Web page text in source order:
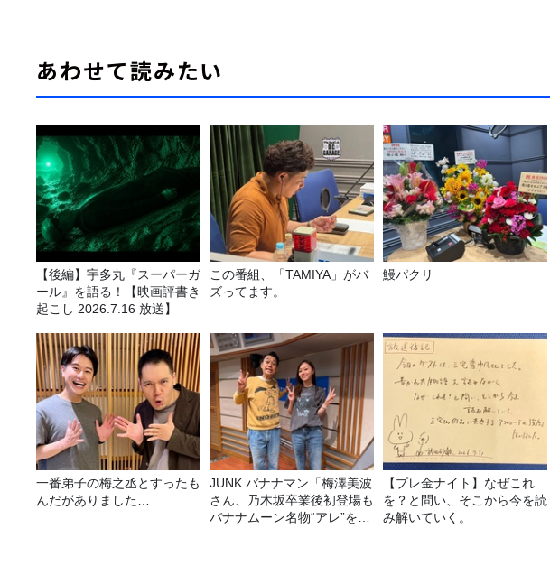
あわせて読みたい
【後編】宇多丸『スーパーガ
ール』を語る！【映画評書き
起こし 2026.7.16 放送】
この番組、「TAMIYA」がバ
ズってます。
鰻パクリ
一番弟子の梅之丞とすったも
んだがありました…
JUNK バナナマン「梅澤美波
さん、乃木坂卒業後初登場も
バナナムーン名物“アレ”を喰
【プレ金ナイト】なぜこれ
を？と問い、そこから今を読
み解いていく。